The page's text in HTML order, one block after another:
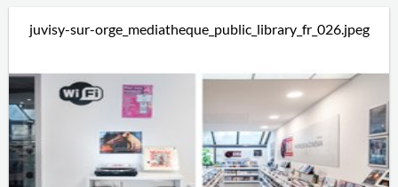
juvisy-sur-orge_mediatheque_public_library_fr_026.jpeg